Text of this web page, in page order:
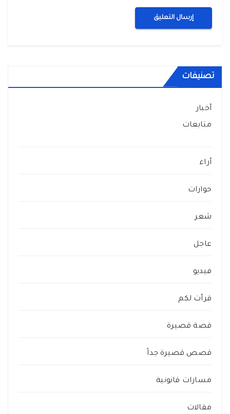
تصنيفات
أخبار
متابعات
أراء
حوارات
شعر
عاجل
فيديو
قرأت لكم
قصة قصيرة
قصص قصيرة جداً
مسارات قانونية
مقالات